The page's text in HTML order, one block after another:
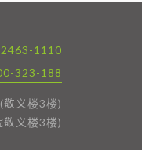
1110
323-188
义楼3楼)
敬义楼3楼)